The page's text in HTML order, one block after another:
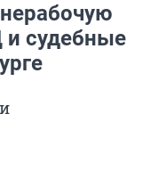
судебные